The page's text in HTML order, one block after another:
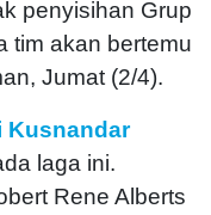
penyisihan Grup
tim akan bertemu
Jumat (2/4).
Kusnandar
laga ini.
Rene Alberts